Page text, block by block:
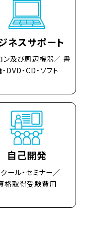
ネスサポート
ン及び周辺機器／ 書
DVD・CD・ソフト
自己開発
ール・セミナー／
格取得受験費用